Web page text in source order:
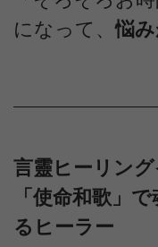
になって、悩
言靈ヒーリン
「使命和歌」
るヒーラー